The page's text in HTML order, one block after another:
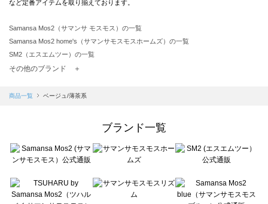
など定番アイテムを取り揃えております。
Samansa Mos2（サマンサ モスモス）の一覧
Samansa Mos2 home's（サマンサモスモスホームズ）の一覧
SM2（エスエムツー）の一覧
TSUHARU by Samansa Mos2（ツハルバイサマンサモスモス）の一覧
Samansa Mos2 blue（サマンサモスモス ブルー）の一覧
Te chichi（テチチ）の一覧
Te chichi CLASSIC（テチチ クラシック）の一覧
Lugnoncure（ルノンキュール）の一覧
BETTY'S BLUE（べティーズブルー）の一覧
その他のブランド ＋
商品一覧 ベージュ/薄茶系
ブランド一覧